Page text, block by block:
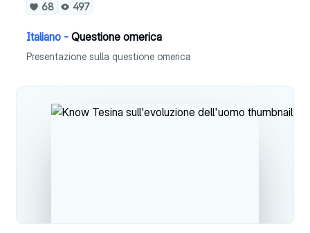
68 497
Italiano - Questione omerica
Presentazione sulla questione omerica